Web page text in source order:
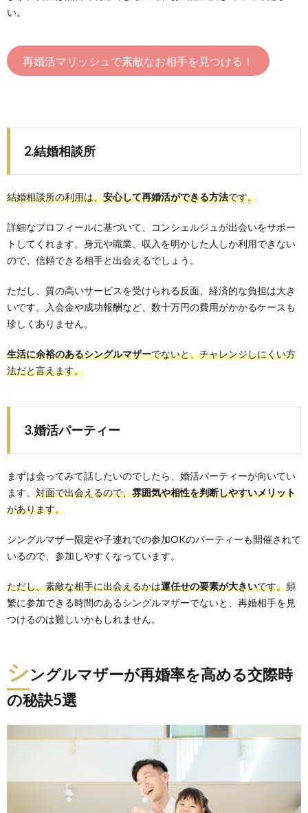
い。
再婚活マリッシュで素敵なお相手を見つける！
2.結婚相談所
結婚相談所の利用は、安心して再婚活ができる方法です。
詳細なプロフィールに基づいて、コンシェルジュが出会いをサポー
トしてくれます。身元や職業、収入を明かした人しか利用できない
ので、信頼できる相手と出会えるでしょう。
ただし、質の高いサービスを受けられる反面、経済的な負担は大き
いです。入会金や成功報酬など、数十万円の費用がかかるケースも
珍しくありません。
生活に余裕のあるシングルマザーでないと、チャレンジしにくい方
法だと言えます。
3.婚活パーティー
まずは会ってみて話したいのでしたら、婚活パーティーが向いてい
ます。 対面で出会えるので、雰囲気や相性を判断しやすいメリット
があります。
シングルマザー限定や子連れでの参加OKのパーティーも開催されて
いるので、参加しやすくなっています。
ただし、素敵な相手に出会えるかは運任せの要素が大きいです。頻
繁に参加できる時間のあるシングルマザーでないと、再婚相手を見
つけるのは難しいかもしれません。
シングルマザーが再婚率を高める交際時
の秘訣5選